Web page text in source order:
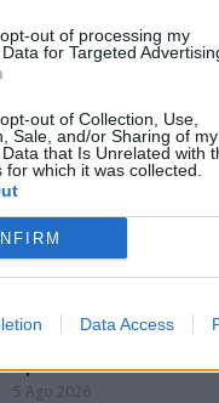
out of processing my
for Targeted
out of Collection, Use,
Sale, and/or Sharing of my
that Is Unrelated with
for which it was collected.
Data Access
Monte Alma riparte da
5 Ago 2026
Anche il Fasano out e le
ripescate
5 Ago 2026